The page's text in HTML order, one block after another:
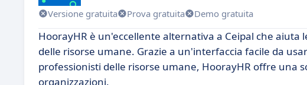
Versione gratuita Prova gratuita Demo gratuita
HoorayHR è un'eccellente alternativa a Ceipal che
delle risorse umane. Grazie a un'interfaccia facile da
professionisti delle risorse umane, HoorayHR offre una
organizzazioni.